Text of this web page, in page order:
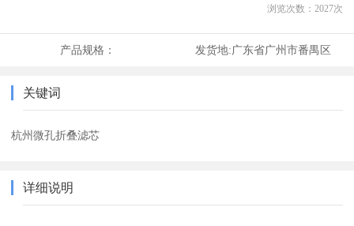
浏览次数： 2027次
产品规格： 发货地:广东省广州市番禺区
关键词
杭州微孔折叠滤芯
详细说明